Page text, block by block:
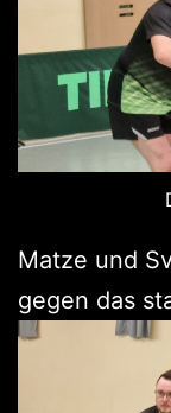
Matze und
gegen das